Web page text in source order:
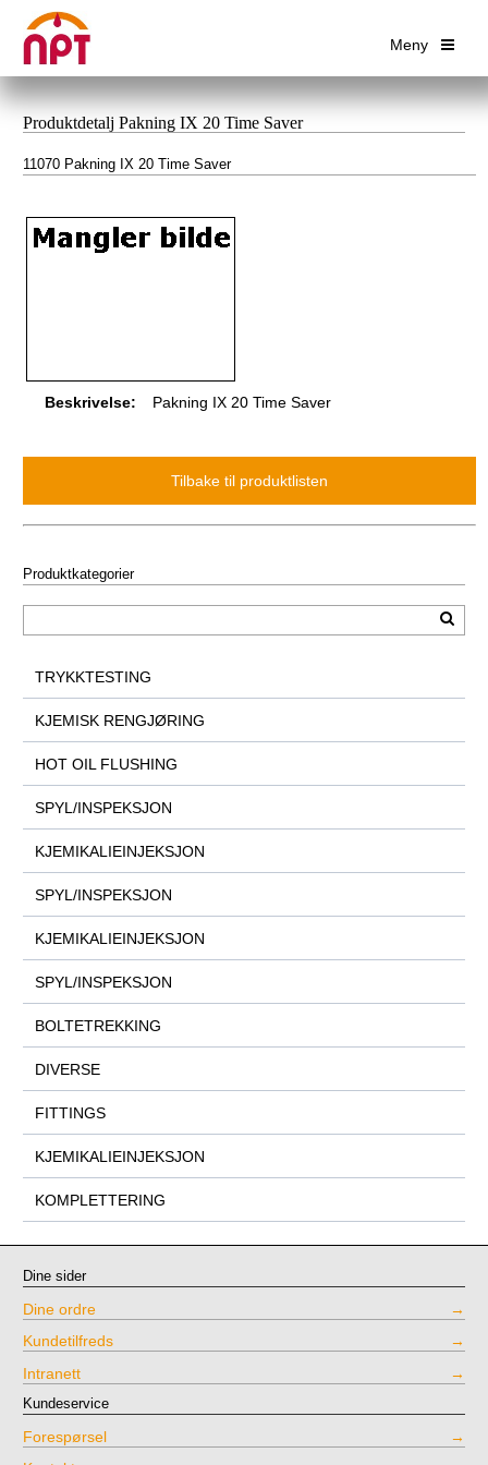
Meny
Produktdetalj Pakning IX 20 Time Saver
11070 Pakning IX 20 Time Saver
Beskrivelse: Pakning IX 20 Time Saver
Produktkategorier
TRYKKTESTING
KJEMISK RENGJØRING
HOT OIL FLUSHING
SPYL/INSPEKSJON
KJEMIKALIEINJEKSJON
SPYL/INSPEKSJON
KJEMIKALIEINJEKSJON
SPYL/INSPEKSJON
BOLTETREKKING
DIVERSE
FITTINGS
KJEMIKALIEINJEKSJON
KOMPLETTERING
Dine sider
Dine ordre
Kundetilfreds
Intranett
Kundeservice
Forespørsel